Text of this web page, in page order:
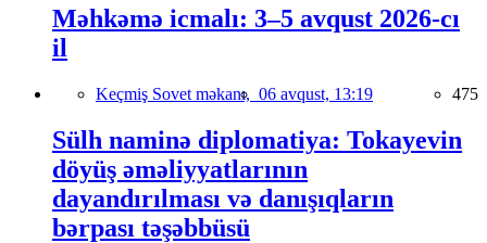
Məhkəmə icmalı: 3–5 avqust 2026-cı
il
Keçmiş Sovet məkanı, 06 avqust, 13:19 475
Sülh naminə diplomatiya: Tokayevin
döyüş əməliyyatlarının
dayandırılması və danışıqların
bərpası təşəbbüsü